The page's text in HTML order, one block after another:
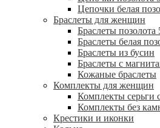
Цепочки белая
Браслеты для женщин
Браслеты позолота
Браслеты белая
Браслеты из бусин
Браслеты с
Кожаные браслеты
Комплекты для женщин
Комплекты серьги
Комплекты без
Крестики и иконки